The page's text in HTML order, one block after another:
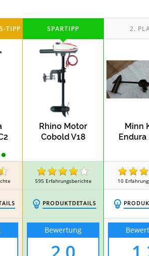
HerrenTest
RettungswestenTest
Tauchscooter mit
Rhino Motor
Cobold V18
Minn
Endura
595 Erfahrungsberichte 10
PRODUKTDETAILS
Bewertung